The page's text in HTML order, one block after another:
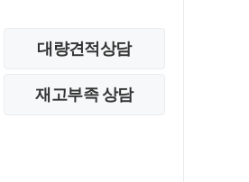
대량견적상담
재고부족 상담